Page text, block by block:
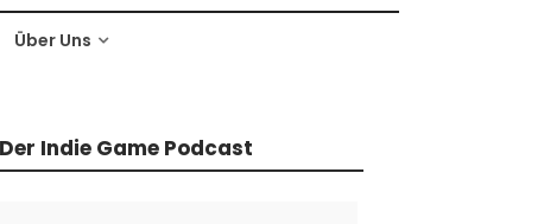
Über Uns
Der Indie Game Podcast